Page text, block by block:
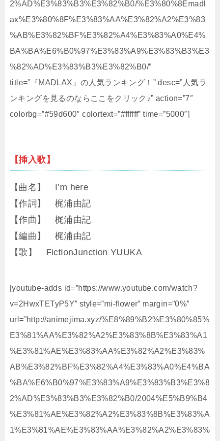
2%AD%E3%83%B3%E3%82%B0/%E3%80%8Emadl
ax%E3%80%8F%E3%83%AA%E3%82%A2%E3%83
%AB%E3%82%BF%E3%82%A4%E3%83%A0%E4%
BA%BA%E6%B0%97%E3%83%A9%E3%83%B3%E3
%82%AD%E3%83%B3%E3%82%B0/”
title=”『MADLAX』の人気ランキング！” desc=”人気ラ
ンキングを見るのならここをクリック♪” action=”7″
colorbg=”#59d600″ colortext=”#ffffff” time=”5000″]
【挿入歌】
【曲名】 I’m here
【作詞】 梶浦由記
【作曲】 梶浦由記
【編曲】 梶浦由記
【歌】 FictionJunction YUUKA
[youtube-adds id=”https://www.youtube.com/watch?
v=2HwxTETyP5Y” style=”mi-flower” margin=”0%”
url=”http://animejima.xyz/%E8%89%B2%E3%80%85%
E3%81%AA%E3%82%A2%E3%83%8B%E3%83%A1
%E3%81%AE%E3%83%AA%E3%82%A2%E3%83%
AB%E3%82%BF%E3%82%A4%E3%83%A0%E4%BA
%BA%E6%B0%97%E3%83%A9%E3%83%B3%E3%8
2%AD%E3%83%B3%E3%82%B0/2004%E5%B9%B4
%E3%81%AE%E3%82%A2%E3%83%8B%E3%83%A
1%E3%81%AE%E3%83%AA%E3%82%A2%E3%83%